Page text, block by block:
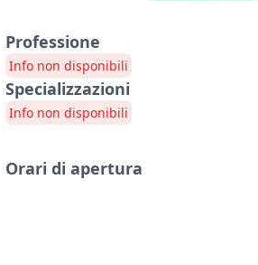
Professione
Info non disponibili
Specializzazioni
Info non disponibili
Orari di apertura